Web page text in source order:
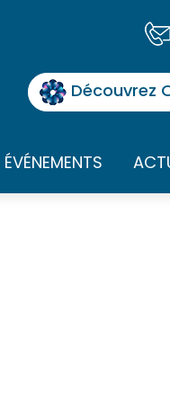
Découvrez
ÉVÉNEMENTS